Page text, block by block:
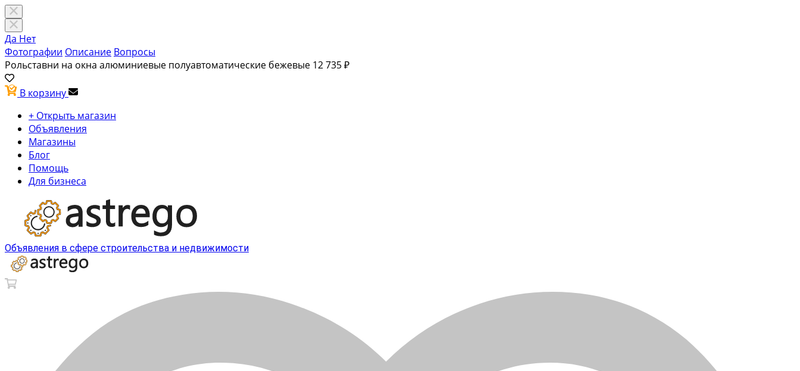
Да Нет
Фотографии Описание Вопросы
Рольставни на окна алюминиевые полуавтоматические бежевые 12 735 ₽
В корзину
+ Открыть магазин
Объявления
Магазины
Блог
Помощь
Для бизнеса
Объявления в сфере строительства и недвижимости